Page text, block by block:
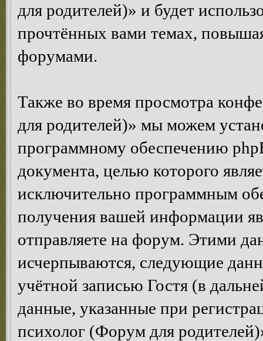
для родителей)» и будет
прочтённых вами темах,
форумами.
Также во время просмотра
для родителей)» мы можем
программному обеспечению
документа, целью которого
исключительно программным
получения вашей информации
отправляете на форум. Этими
исчерпываются, следующие
учётной записью Гостя (в
данные, указанные при
психолог (Форум для